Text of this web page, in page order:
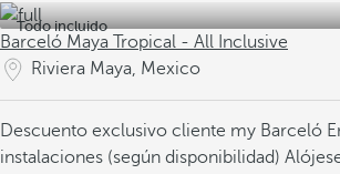
Todo incluido
Barceló Maya Tropical - All Inclusive
Riviera Maya, Mexico
Descuento exclusivo cliente my Barceló
instalaciones (según disponibilidad)